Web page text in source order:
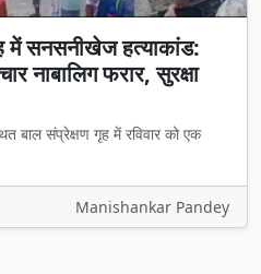
में सनसनीखेज हत्याकांड:
नाबालिग फरार, सुरक्षा
बाल संप्रेक्षण गृह में रविवार को एक
Manishankar Pandey